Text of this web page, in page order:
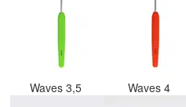
Waves 3,5 Waves 4